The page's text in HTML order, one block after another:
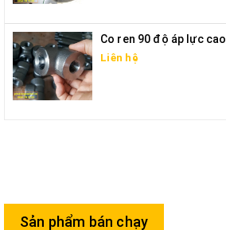
Co ren 90 độ áp lực cao
Liên hệ
Sản phẩm bán chạy